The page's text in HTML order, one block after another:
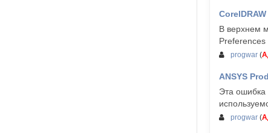
В верхнем
Preferences
progwar (
ANSYS
Эта ошибка
progwar (